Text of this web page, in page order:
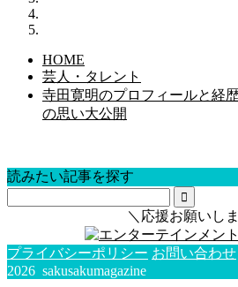
HOME
芸人・タレント
寺田寛明のプロフィールと経
の思い大公開
読みたい記事を探す
＼応援お願いし
プライバシーポリシー お問い合わせ
2026 sakusakumagazine